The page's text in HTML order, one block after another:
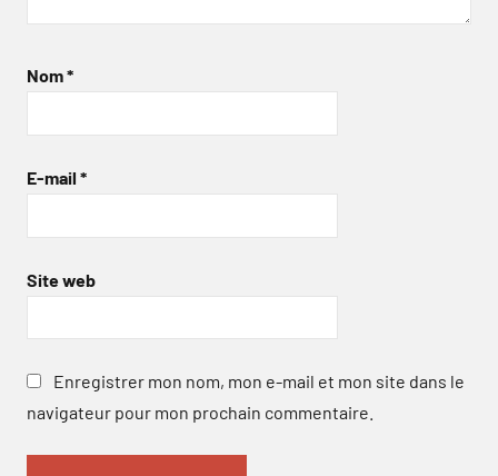
Nom*
E-mail *
Site web
Enregistrer mon nom, mon e-mail et mon site dans le
navigateur pour mon prochain commentaire.